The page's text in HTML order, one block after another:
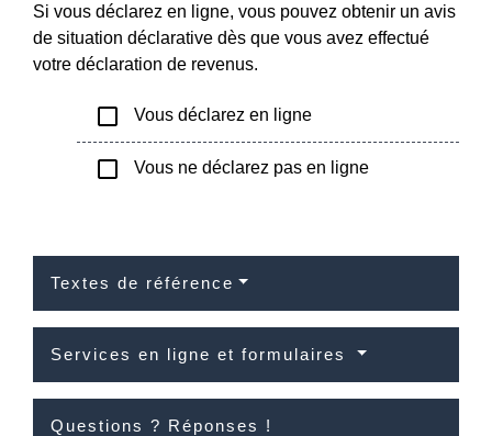
Si vous déclarez en ligne, vous pouvez obtenir un avis
de situation déclarative dès que vous avez effectué
votre déclaration de revenus.
check_box_outline_blank Vous déclarez en ligne
check_box_outline_blank Vous ne déclarez pas en ligne
Textes de référence
Services en ligne et formulaires
Questions ? Réponses !